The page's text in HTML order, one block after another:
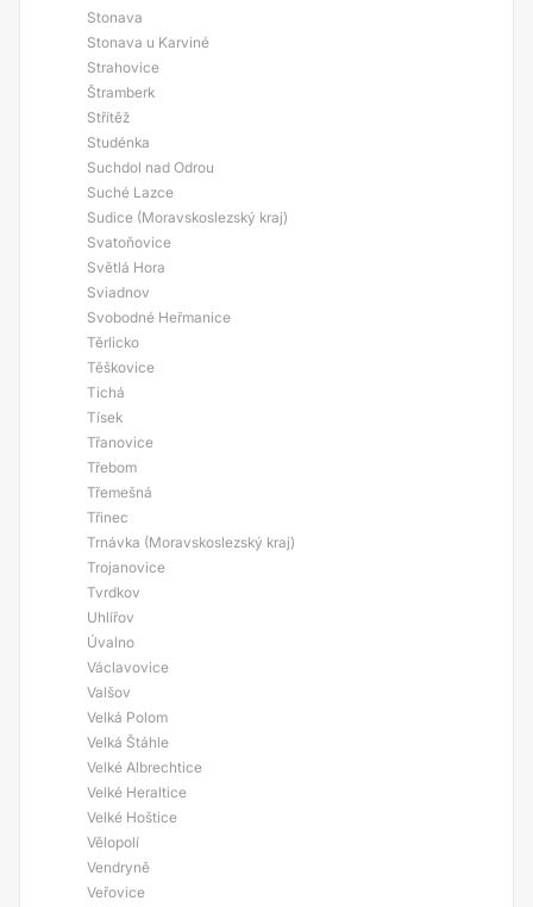
Stonava
Stonava u Karviné
Strahovice
Štramberk
Střítěž
Studénka
Suchdol nad Odrou
Suché Lazce
Sudice (Moravskoslezský kraj)
Svatoňovice
Světlá Hora
Sviadnov
Svobodné Heřmanice
Těrlicko
Těškovice
Tichá
Tísek
Třanovice
Třebom
Třemešná
Třinec
Trnávka (Moravskoslezský kraj)
Trojanovice
Tvrdkov
Uhlířov
Úvalno
Václavovice
Valšov
Velká Polom
Velká Štáhle
Velké Albrechtice
Velké Heraltice
Velké Hoštice
Vělopolí
Vendryně
Veřovice